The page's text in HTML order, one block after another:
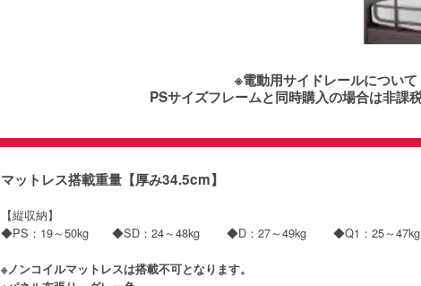
※電動用サイドレールについて
PSサイズフレームと同時購入の場合は非課
マットレス搭載重量【厚み34.5cm】
【縦収納】
◆PS：19～50kg ◆SD：24～48kg ◆D：27～49kg ◆Q1：25～
※ノンコイルマットレスは搭載不可となります。